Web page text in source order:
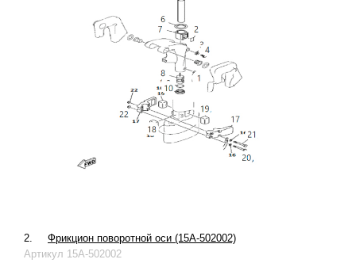
2.
Фрикцион поворотной оси (15A-502002)
Артикул 15A-502002